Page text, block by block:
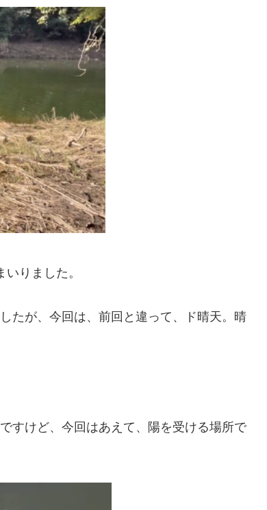
りました。
たが、今回は、前回と違って、ド晴天。晴
すけど、今回はあえて、陽を受ける場所で